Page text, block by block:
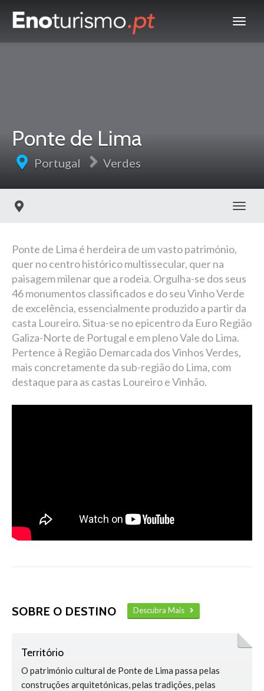
Ponte de Lima
Portugal Verdes
Ponte de Lima é herdeira de um vasto património,
quer no centro histórico multissecular, quer na
paisagem milenar que a rodeia. Orgulha-se dos seus
46 monumentos classificados e do seu Vinho Verde
de excelência, essencialmente produzido a partir da
casta Loureiro. Situa-se no epicentro da Euro Região
Galiza-Norte de Portugal e em pleno Vale do Lima.
Pertence à Região Demarcada dos Vinhos Verdes,
mais concretamente da sub-região do Lima, com
destaque para as castas Loureiro e Vinhão.
SOBRE O DESTINO Descubra Mais
Território
O património cultural de Ponte de Lima passa pelas
construções arquitetónicas, pelas tradições, pelas